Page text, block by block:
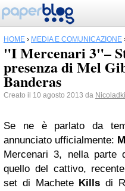
HOME › MEDIA E COMUNICAZIONE
"I Mercenari 3"–
presenza di Mel
Banderas
Creato il 10 agosto 2013 da Nicoladki
Se ne è parlato da
annunciato ufficialmente:
Mercenari 3, nella parte
quello del cattivo,
set di Machete Kills di